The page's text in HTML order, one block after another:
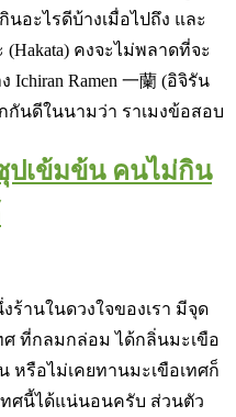
นอะไรดีบ้างเมื่อไปถึง และ
คงจะไม่พลาดที่จะ
Ramen 一蘭 (อิจิรัน
กันดีในนามว่า ราเมงข้อสอบ
ปเข้มข้น คนไม่กิน
ร้านในดวงใจของเรา มีจุด
ศ ที่กลมกล่อม ได้กลิ่นมะเขือ
หรือไม่เคยทานมะเขือเทศก็
ทศนี้ได้แน่นอนครับ ส่วนตัว